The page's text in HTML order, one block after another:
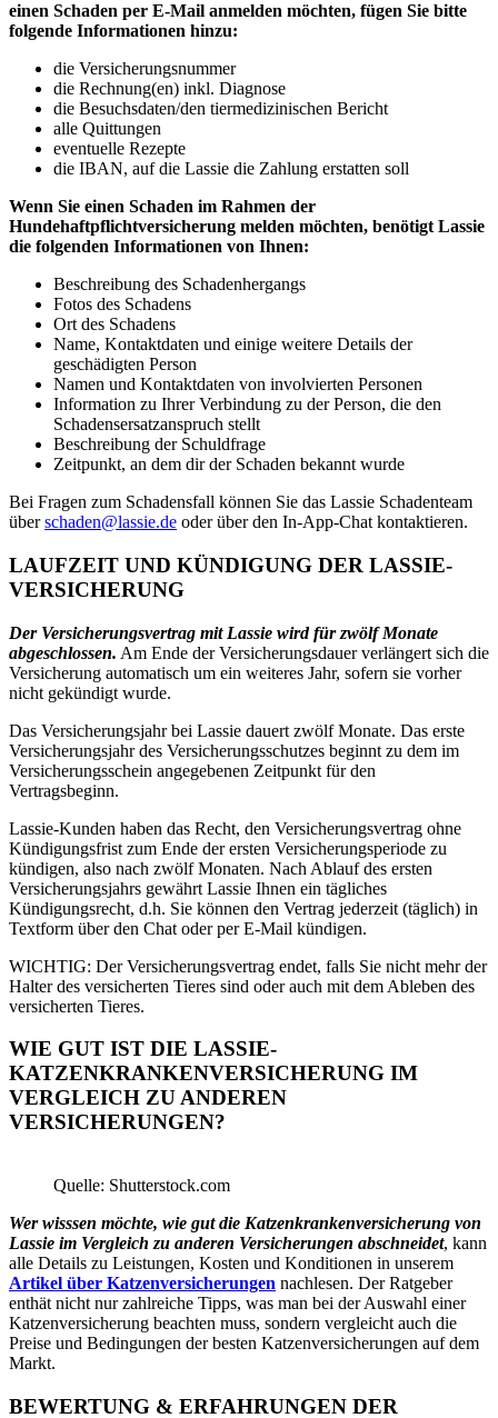
einen Schaden per E-Mail anmelden möchten, fügen Sie bitte
folgende Informationen hinzu:
die Versicherungsnummer
die Rechnung(en) inkl. Diagnose
die Besuchsdaten/den tiermedizinischen Bericht
alle Quittungen
eventuelle Rezepte
die IBAN, auf die Lassie die Zahlung erstatten soll
Wenn Sie einen Schaden im Rahmen der
Hundehaftpflichtversicherung melden möchten, benötigt Lassie
die folgenden Informationen von Ihnen:
Beschreibung des Schadenhergangs
Fotos des Schadens
Ort des Schadens
Name, Kontaktdaten und einige weitere Details der
geschädigten Person
Namen und Kontaktdaten von involvierten Personen
Information zu Ihrer Verbindung zu der Person, die den
Schadensersatzanspruch stellt
Beschreibung der Schuldfrage
Zeitpunkt, an dem dir der Schaden bekannt wurde
Bei Fragen zum Schadensfall können Sie das Lassie Schadenteam
überschaden@lassie.de oder über den In-App-Chat kontaktieren.
LAUFZEIT UND KÜNDIGUNG DER LASSIE-
VERSICHERUNG
Der Versicherungsvertrag mit Lassie wird für zwölf Monate
abgeschlossen. Am Ende der Versicherungsdauer verlängert sich die
Versicherung automatisch um ein weiteres Jahr, sofern sie vorher
nicht gekündigt wurde.
Das Versicherungsjahr bei Lassie dauert zwölf Monate. Das erste
Versicherungsjahr des Versicherungsschutzes beginnt zu dem im
Versicherungsschein angegebenen Zeitpunkt für den
Vertragsbeginn.
Lassie-Kunden haben das Recht, den Versicherungsvertrag ohne
Kündigungsfrist zum Ende der ersten Versicherungsperiode zu
kündigen, also nach zwölf Monaten. Nach Ablauf des ersten
Versicherungsjahrs gewährt Lassie Ihnen ein tägliches
Kündigungsrecht, d.h. Sie können den Vertrag jederzeit (täglich) in
Textform über den Chat oder per E-Mail kündigen.
WICHTIG: Der Versicherungsvertrag endet, falls Sie nicht mehr der
Halter des versicherten Tieres sind oder auch mit dem Ableben des
versicherten Tieres.
WIE GUT IST DIE LASSIE-
KATZENKRANKENVERSICHERUNG IM
VERGLEICH ZU ANDEREN
VERSICHERUNGEN?
Quelle: Shutterstock.com
Wer wisssen möchte, wie gut die Katzenkrankenversicherung von
Lassie im Vergleich zu anderen Versicherungen abschneidet, kann
alle Details zu Leistungen, Kosten und Konditionen in unserem
Artikel über Katzenversicherungen nachlesen. Der Ratgeber
enthät nicht nur zahlreiche Tipps, was man bei der Auswahl einer
Katzenversicherung beachten muss, sondern vergleicht auch die
Preise und Bedingungen der besten Katzenversicherungen auf dem
Markt.
BEWERTUNG & ERFAHRUNGEN DER